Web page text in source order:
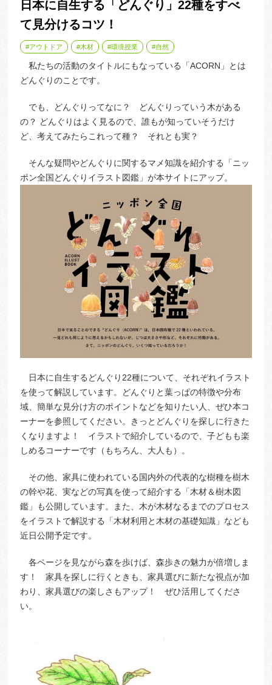
日本に自生する「どんぐり」22種をすべ
て見分けるコツ！
アウトドア 木材 環境授業 自然
私たちの活動のタイトルにもなっている「ACORN」とは
どんぐりのことです。
でも、どんぐりってなに？ どんぐりっていう木がある
の？ どんぐりはよく見るので、誰もが知っていそうだけ
ど、考えてみたらこれって種？ それとも実？
そんな疑問やどんぐりに関するマメ知識を紹介する「ニッ
ポン全国どんぐりイラスト図鑑」が本サイトにアップ。
日本に自生するどんぐり22種について、それぞれイラスト
を使って解説しています。どんぐりと葉っぱの特徴や分布
域、簡単な見分け方のポイントなどを知りたい人、ぜひ本コ
ーナーを参照してください。きっとどんぐりを探しに行きた
くなりますよ！ イラストで紹介しているので、子どもも楽
しめるコーナーです（もちろん、大人も）。
その他、家具に使われている国内外の代表的な樹種を樹木
の幹や花、実などの写真を使って紹介する「木材＆樹木図
鑑」も公開しています。また、木が木材なるまでのプロセス
をイラストで解説する「木材利用と木材の基礎知識」なども
近日公開予定です。
各ページを見ながら森を歩けば、森歩きの魅力が倍増しま
す！ 家具を探しに行くときも、家具選びに新たな視点が加
わり、家具選びの楽しさもアップ！ ぜひ活用してくださ
い。